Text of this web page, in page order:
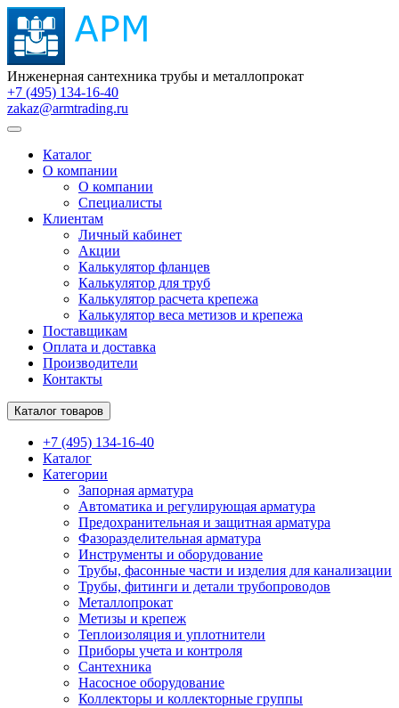
Инженерная сантехника трубы и металлопрокат
+7 (495) 134-16-40
zakaz@armtrading.ru
Каталог
О компании
О компании
Специалисты
Клиентам
Личный кабинет
Акции
Калькулятор фланцев
Калькулятор для труб
Калькулятор расчета крепежа
Калькулятор веса метизов и крепежа
Поставщикам
Оплата и доставка
Производители
Контакты
Каталог товаров
+7 (495) 134-16-40
Каталог
Категории
Запорная арматура
Автоматика и регулирующая арматура
Предохранительная и защитная арматура
Фазоразделительная арматура
Инструменты и оборудование
Трубы, фасонные части и изделия для канализации
Трубы, фитинги и детали трубопроводов
Металлопрокат
Метизы и крепеж
Теплоизоляция и уплотнители
Приборы учета и контроля
Сантехника
Насосное оборудование
Коллекторы и коллекторные группы